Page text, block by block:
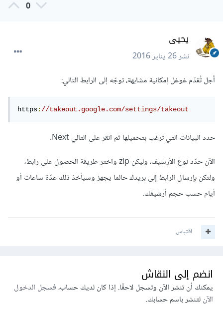
0
يحيى
نشر26 يناير 2016
أجل تُقدّم غوغل إمكانية مشابهة، توجّه إلى الرابط التالي:
https://takeout.google.com/settings/takeout
حدد البيانات التي ترغب بتحميلها ثم انقر على التالي Next.
الآن حدّد نوع الأرشيف، وليكن zip واختر طريقة الحصول على رابط،
ولتكن بإرسال الرابط إلى بريدك حالما يجهز وسيأخذ ذلك عدّة ساعات أو
أيام حسب حجم أرشيفك.
اقتباس
انضم إلى النقاش
يمكنك أن تنشر الآن وتسجل لاحقًا. إذا كان لديك حساب،فسجل الدخول
الآنلتنشر باسم حسابك.